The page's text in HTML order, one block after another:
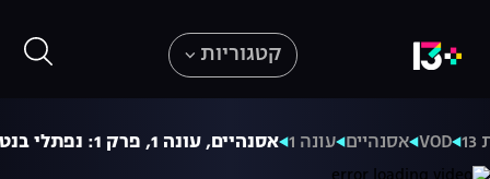
קטגוריות
VOD אסנהיים עונה 1 אסנהיים, עונה 1, פרק 1: נפתלי בנט